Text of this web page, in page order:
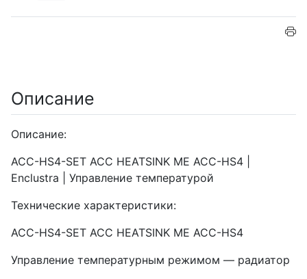
Описание
Описание:
ACC-HS4-SET ACC HEATSINK ME ACC-HS4 |
Enclustra | Управление температурой
Технические характеристики:
ACC-HS4-SET ACC HEATSINK ME ACC-HS4
Управление температурным режимом — радиатор